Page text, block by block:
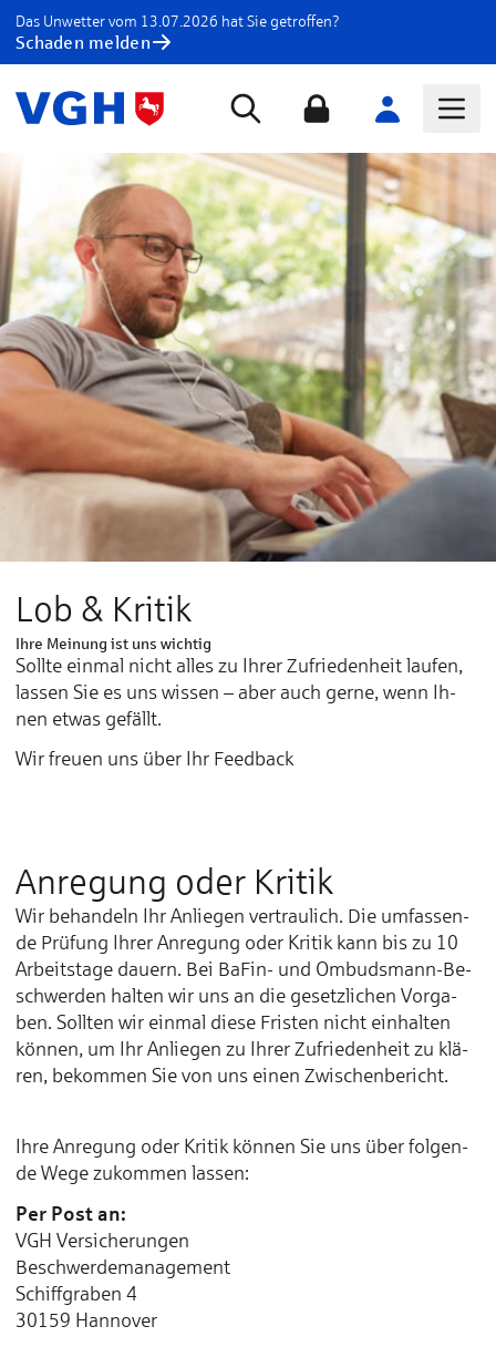
Das Unwetter vom 13.07.2026 hat Sie getroffen?
Schaden melden
Lob & Kritik
Ihre Meinung ist uns wichtig
Soll­­te ein­­­­mal nicht al­­­­les zu Ih­­­­rer Zu­­­­frie­­­­den­­­­heit lau­­­­fen,
las­­­­sen Sie es uns wis­­­­sen – aber auch ger­­­­ne, wenn Ih­­­­
nen et­­­­was ge­­­­fällt.
Wir freuen uns über Ihr Feedback
An­re­gung oder Kri­tik
Wir be­han­deln Ihr An­lie­gen ver­trau­lich. Die um­fas­sen­
de Prü­fung Ih­rer An­re­gung oder Kri­tik kann bis zu 10
Ar­beits­ta­ge dau­ern. Bei BaFin- und Om­buds­mann-Be­
schwer­den hal­ten wir uns an die ge­setz­li­chen Vor­ga­
ben. Soll­ten wir ein­mal die­se Fris­ten nicht ein­hal­ten
kön­nen, um Ihr An­lie­gen zu Ih­rer Zu­frie­den­heit zu klä­
ren, be­kom­men Sie von uns ei­nen Zwi­schen­be­richt.
Ihre An­re­gung oder Kri­tik kön­nen Sie uns über fol­gen­
de We­ge zu­kom­men las­sen:
Per Post an:
VGH Versicherungen
Beschwerdemanagement
Schiffgraben 4
30159 Hannover